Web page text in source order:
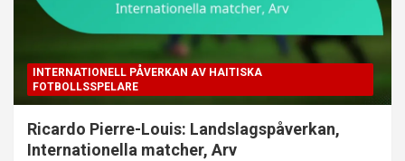
INTERNATIONELL PÅVERKAN AV HAITISKA
FOTBOLLSSPELARE
Ricardo Pierre-Louis: Landslagspåverkan,
Internationella matcher, Arv